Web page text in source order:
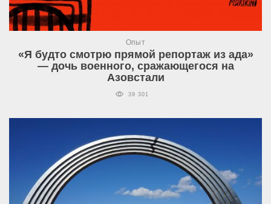
Опыт
«Я будто смотрю прямой репортаж из ада»
— дочь военного, сражающегося на
Азовстали
39 301